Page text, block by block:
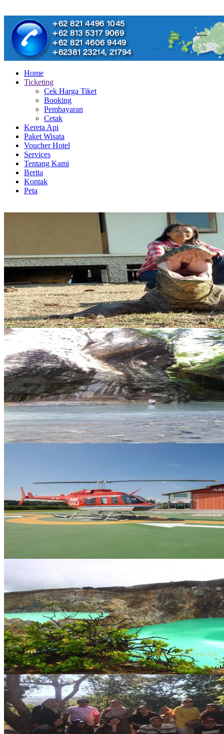
Home
Ticketing
Cek Harga Tiket
Booking
Pembayaran
Cetak
Kereta Api
Paket Wisata
Voucher Hotel
Services
Tentang Kami
Berita
Kontak
Peta